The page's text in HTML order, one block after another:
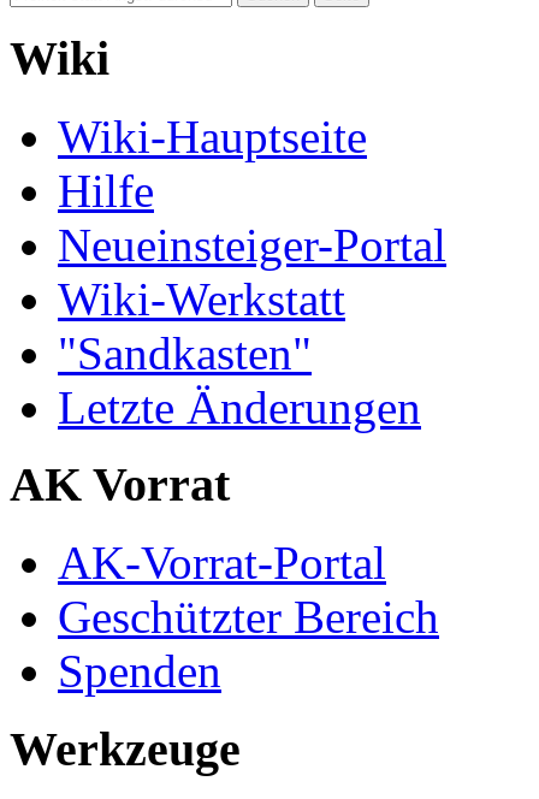
Wiki
Wiki-Hauptseite
Hilfe
Neueinsteiger-Portal
Wiki-Werkstatt
"Sandkasten"
Letzte Änderungen
AK Vorrat
AK-Vorrat-Portal
Geschützter Bereich
Spenden
Werkzeuge